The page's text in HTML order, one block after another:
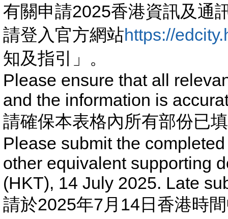
有關申請2025香港資訊及通
請登入官方網站https://
知及指引」。
Please ensure that all
and the information is
請確保本表格內所有部份已
Please submit the
other equivalent supporting
(HKT), 14 July 2025. Late
請於2025年7月14日香港時